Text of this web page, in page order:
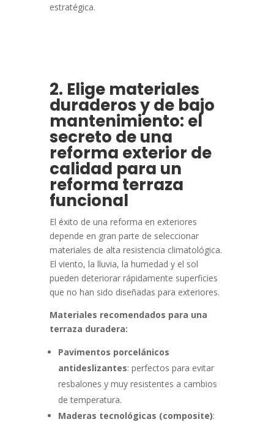
estratégica.
2. Elige materiales
duraderos y de bajo
mantenimiento: el
secreto de una
reforma exterior de
calidad para un
reforma terraza
funcional
El éxito de una reforma en exteriores
depende en gran parte de seleccionar
materiales de alta resistencia climatológica.
El viento, la lluvia, la humedad y el sol
pueden deteriorar rápidamente superficies
que no han sido diseñadas para exteriores.
Materiales recomendados para una
terraza duradera:
Pavimentos porcelánicos
antideslizantes: perfectos para evitar
resbalones y muy resistentes a cambios
de temperatura.
Maderas tecnológicas (composite):